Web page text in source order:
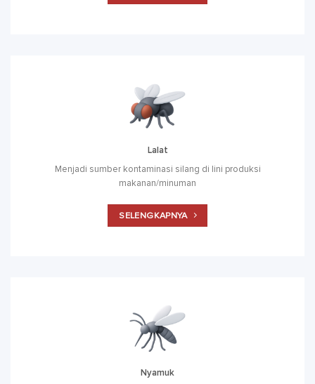
Lalat
Menjadi sumber kontaminasi silang di lini produksi
makanan/minuman
SELENGKAPNYA
Nyamuk